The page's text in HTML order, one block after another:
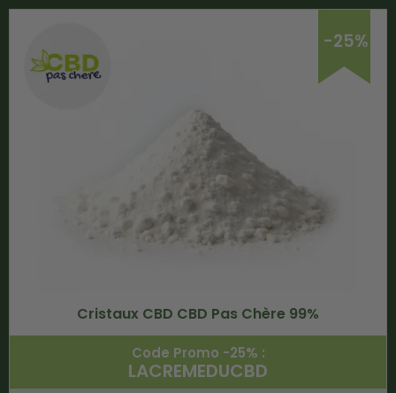
-25%
Cristaux CBD CBD Pas Chère 99%
Code Promo -25% :
LACREMEDUCBD